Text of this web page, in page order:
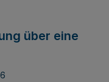
über eine